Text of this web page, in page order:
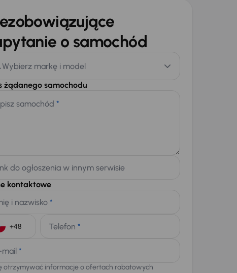
o samochód
Wybierz markę i model
żądanego samochodu
samochód *
do ogłoszenia w innym serwisie
kontaktowe
i nazwisko *
Telefon *
mail *
otrzymywać informacje o ofertach rabatowych